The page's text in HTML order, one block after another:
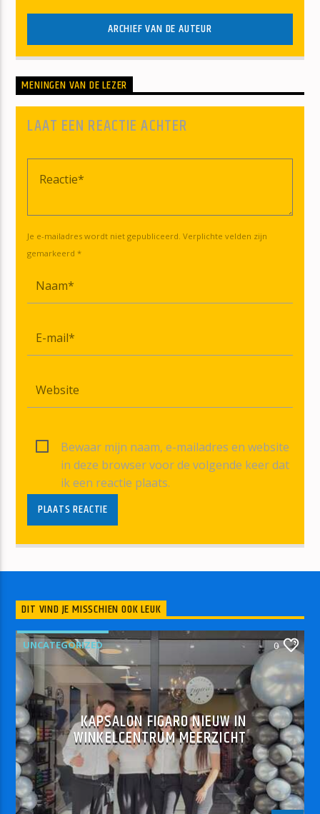
ARCHIEF VAN DE AUTEUR
MENINGEN VAN DE LEZER
LAAT EEN REACTIE ACHTER
Je e-mailadres wordt niet gepubliceerd. Verplichte velden zijn
gemarkeerd *
Bewaar mijn naam, e-mailadres en website
in deze browser voor de volgende keer dat
ik een reactie plaats.
DIT VIND JE MISSCHIEN OOK LEUK
UNCATEGORIZED 0
KAPSALON FIGARO NIEUW IN
WINKELCENTRUM MEERZICHT